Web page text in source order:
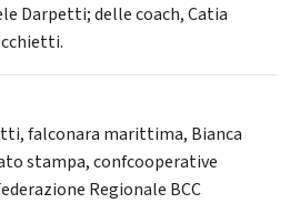
Darpetti; delle coach, Catia
,falconara marittima, Bianca
stampa,confcooperative
Regionale BCC